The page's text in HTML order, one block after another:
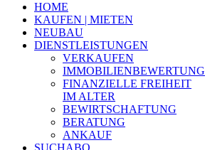
HOME
KAUFEN | MIETEN
NEUBAU
DIENSTLEISTUNGEN
VERKAUFEN
IMMOBILIENBEWERTUNG
FINANZIELLE FREIHEIT
IM ALTER
BEWIRTSCHAFTUNG
BERATUNG
ANKAUF
SUCHABO